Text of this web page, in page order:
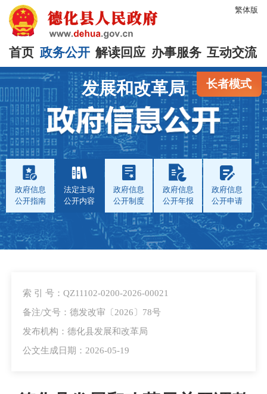
繁体版
首页 政务公开 解读回应 办事服务 互动交流
长者模式
发展和改革局
政府信息
公开指南
法定主动
公开内容
政府信息
公开制度
政府信息
公开年报
政府信息
公开申请
索 引 号：QZ11102-0200-2026-00021
备注/文号：德发改审〔2026〕78号
发布机构：德化县发展和改革局
公文生成日期：2026-05-19